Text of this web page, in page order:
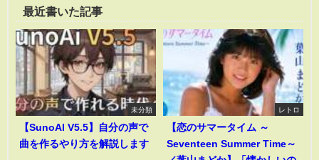
最近書いた記事
未分類
【SunoAI V5.5】自分の声で
曲を作るやり方を解説します
レトロ
【恋のサマータイム ～
Seventeen Summer Time～